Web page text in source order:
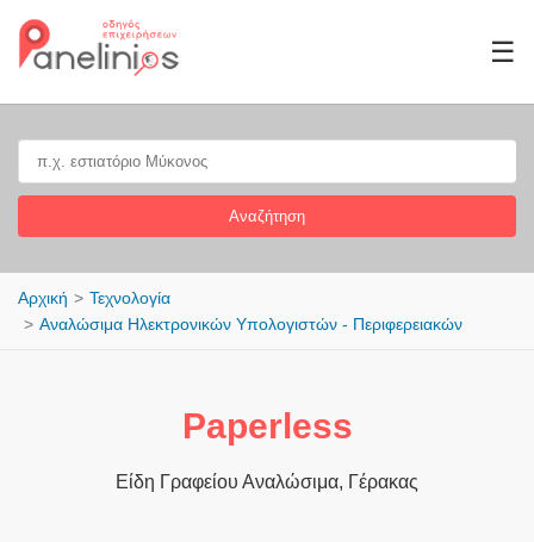
☰
Αναζήτηση
Αρχική
Τεχνολογία
Αναλώσιμα Ηλεκτρονικών Υπολογιστών - Περιφερειακών
Paperless
Είδη Γραφείου Αναλώσιμα, Γέρακας